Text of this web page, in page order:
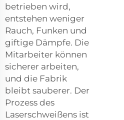
betrieben wird,
entstehen weniger
Rauch, Funken und
giftige Dämpfe. Die
Mitarbeiter können
sicherer arbeiten,
und die Fabrik
bleibt sauberer. Der
Prozess des
Laserschweißens ist